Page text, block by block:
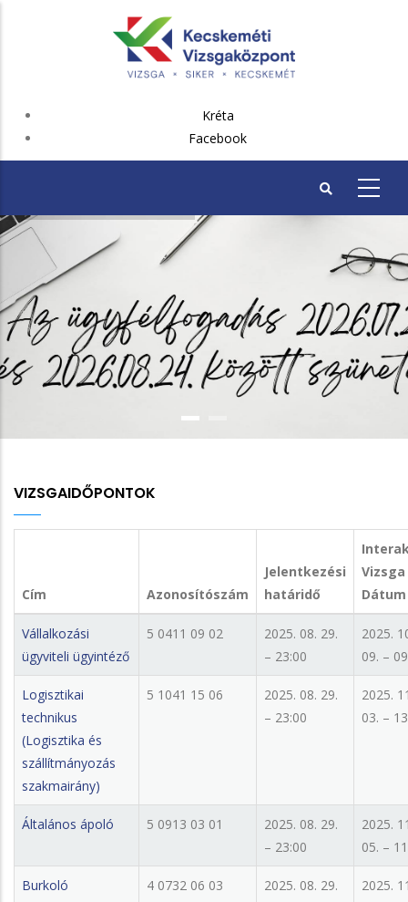
FEJLÉC
Kréta
Facebook
VIZSGAIDŐPONTOK
Cím Azonosítószám
Jelentkezési
határidő
Vizsga
Dátum
Vállalkozási
ügyviteli ügyintéző
5 0411 09 02
2025. 08. 29.
– 23:00
2025.
09. –
Logisztikai
technikus
(Logisztika és
szállítmányozás
szakmairány)
5 1041 15 06
2025. 08. 29.
– 23:00
2025.
03. –
Általános ápoló 5 0913 03 01
2025. 08. 29.
– 23:00
2025.
05. –
Burkoló 4 0732 06 03
2025. 08. 29.
2025.